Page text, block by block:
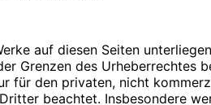
Name, Vorname und
die im Zuge der Nutzung
auf diesen Seiten
Grenzen des Urheberrechtes
für den privaten, nicht
beachtet. Insbesondere